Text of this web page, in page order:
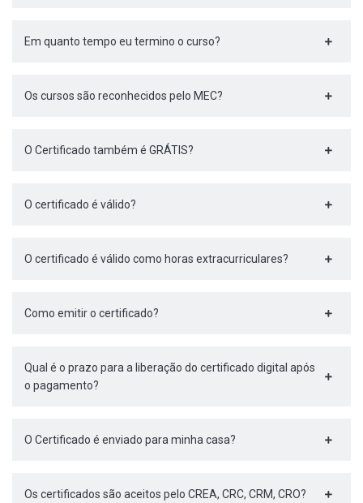
Em quanto tempo eu termino o curso?
Os cursos são reconhecidos pelo MEC?
O Certificado também é GRÁTIS?
O certificado é válido?
O certificado é válido como horas extracurriculares?
Como emitir o certificado?
Qual é o prazo para a liberação do certificado digital após
o pagamento?
O Certificado é enviado para minha casa?
Os certificados são aceitos pelo CREA, CRC, CRM, CRO?